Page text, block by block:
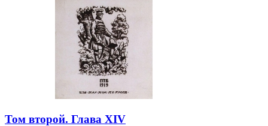
Том второй. Глава XIV